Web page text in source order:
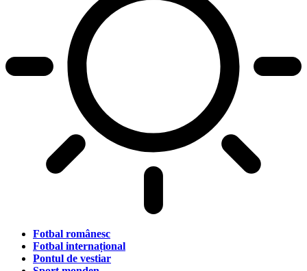
Fotbal românesc
Fotbal internațional
Pontul de vestiar